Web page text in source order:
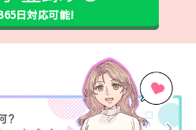
日対応可能!